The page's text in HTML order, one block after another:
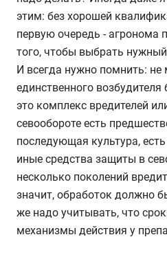
этим: без хорошей
первую очередь - агронома
того, чтобы выбрать
И всегда нужно помнить: не
единственного возбудителя
это комплекс вредителей
севообороте есть
последующая культура,
иные средства защиты в
несколько поколений
значит, обработок должно
же надо учитывать, что
механизмы действия у